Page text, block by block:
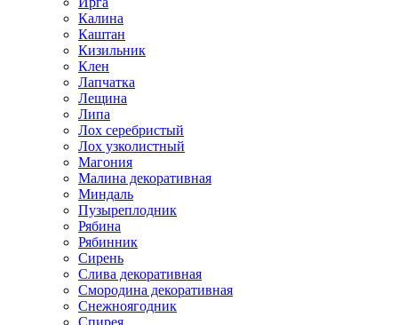
Калина
Каштан
Кизильник
Клен
Лапчатка
Лещина
Липа
Лох серебристый
Лох узколистный
Магония
Малина декоративная
Миндаль
Пузыреплодник
Рябина
Рябинник
Сирень
Слива декоративная
Смородина декоративная
Снежноягодник
Спирея